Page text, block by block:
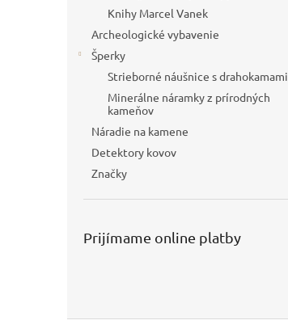
Knihy Marcel Vanek
Archeologické vybavenie
Šperky
Strieborné náušnice s drahokamami
Minerálne náramky z prírodných
kameňov
Náradie na kamene
Detektory kovov
Značky
Prijímame online platby